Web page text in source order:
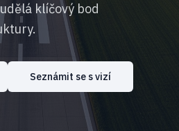
klíčový bod
Seznámit se s vizí